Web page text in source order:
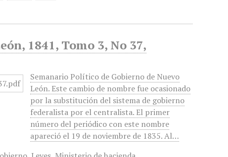
1841, Tomo 3, No 37,
Semanario Político de Gobierno de Nuevo
León. Este cambio de nombre fue ocasionado
por la substitución del sistema de gobierno
federalista por el centralista. El primer
número del periódico con este nombre
apareció el 19 de noviembre de 1835. Al…